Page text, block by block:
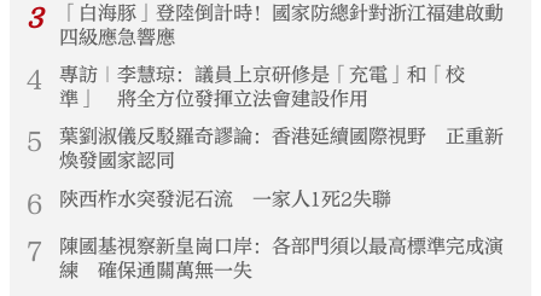
3
「白海豚」登陸倒計時！國家防總針對浙江福建啟動
四級應急響應
4
專訪｜李慧琼：議員上京研修是「充電」和「校
準」 將全方位發揮立法會建設作用
5
葉劉淑儀反駁羅奇謬論：香港延續國際視野 正重新
煥發國家認同
6 陝西柞水突發泥石流 一家人1死2失聯
7
陳國基視察新皇崗口岸：各部門須以最高標準完成演
練 確保通關萬無一失